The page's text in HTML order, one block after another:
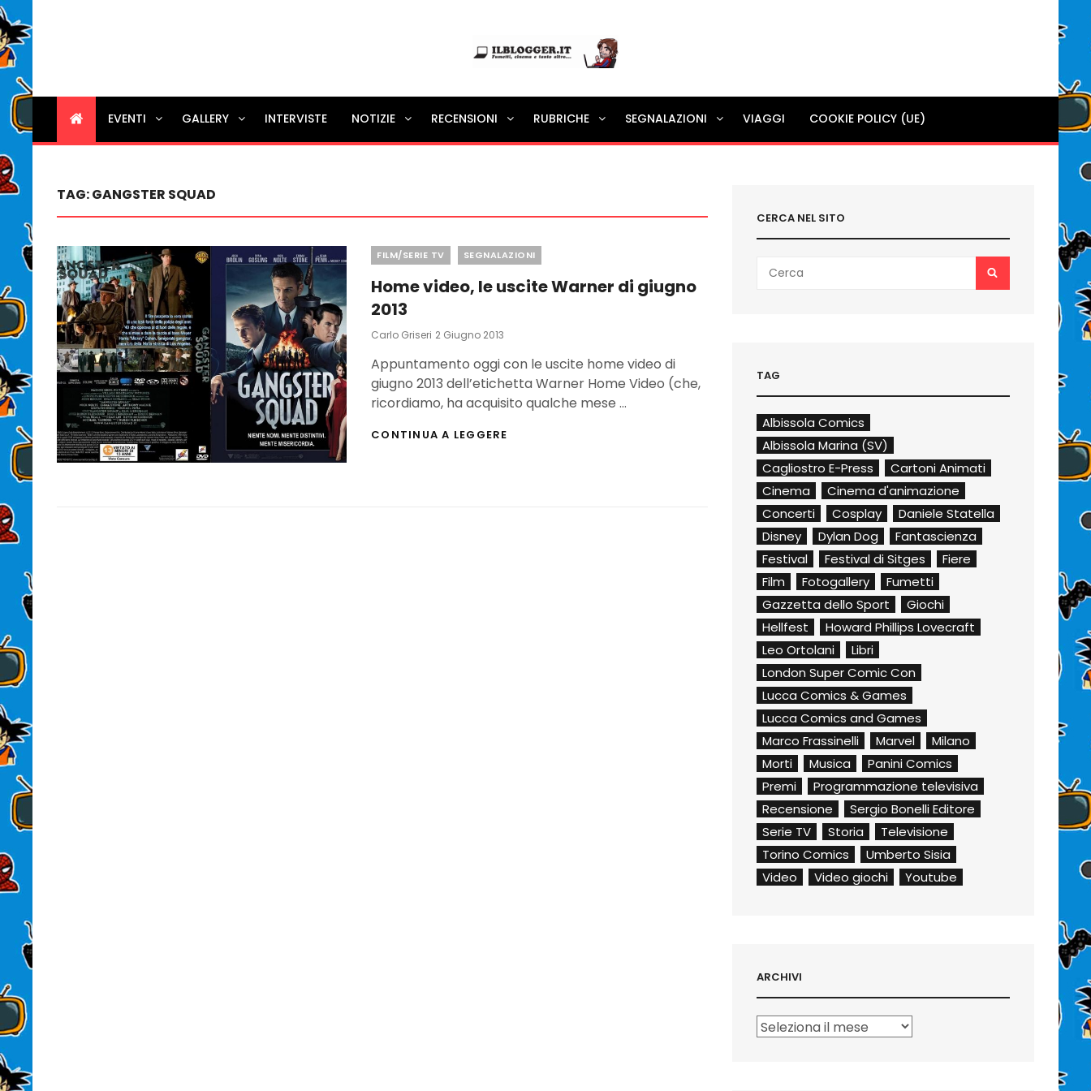
Ilblogger.it
Il portalino di blog |
EVENTI GALLERY INTERVISTE NOTIZIE RECENSIONI RUBRICHE SEGNALAZIONI VIAGGI COOKIE POLICY (UE)
TAG:GANGSTER SQUAD
Categories
FILM/SERIE TV SEGNALAZIONI
Home video, le uscite Warner di giugno
2013
Carlo Griseri Posted
2 Giugno 2013
Appuntamento oggi con le uscite home video di
giugno 2013 dell’etichetta Warner Home Video (che,
ricordiamo, ha acquisito qualche mese …
CONTINUA A LEGGERE
CERCA NEL SITO
for:
TAG
Albissola Comics
Albissola Marina (SV)
Cagliostro E-Press
Cartoni Animati
Cinema
Cinema d'animazione
Concerti
Cosplay
Daniele Statella
Disney
Dylan Dog
Fantascienza
Festival
Festival di Sitges
Fiere
Film
Fotogallery
Fumetti
Gazzetta dello Sport
Giochi
Hellfest
Howard Phillips Lovecraft
Leo Ortolani
Libri
London Super Comic Con
Lucca Comics & Games
Lucca Comics and Games
Marco Frassinelli
Marvel
Milano
Morti
Musica
Panini Comics
Premi
Programmazione televisiva
Recensione
Sergio Bonelli Editore
Serie TV
Storia
Televisione
Torino Comics
Umberto Sisia
Video
Video giochi Youtube
ARCHIVI
Archivi